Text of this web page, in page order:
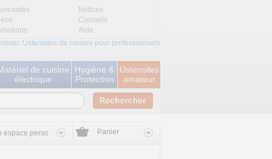
Notices
Conseils
Aide
Ustensiles de cuisine pour professionnels
de cuisine
électrique
Hygiène &
Protection
Ustensiles
amateur
espace perso Panier